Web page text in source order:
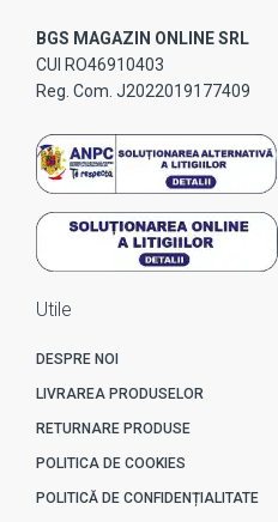
BGS MAGAZIN ONLINE SRL
CUI RO46910403
Reg. Com. J2022019177409
Utile
DESPRE NOI
LIVRAREA PRODUSELOR
RETURNARE PRODUSE
POLITICA DE COOKIES
POLITICĂ DE CONFIDENȚIALITATE